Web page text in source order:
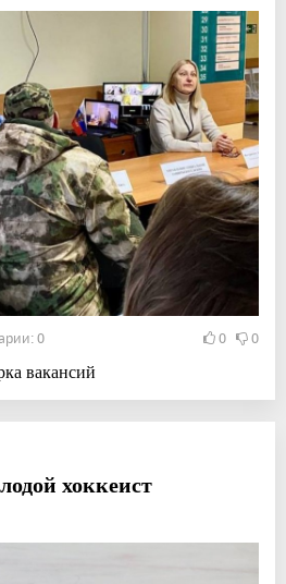
0 0 0
вакансий
хоккеист